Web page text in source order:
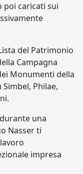
poi caricati sui
del Patrimonio
Campagna
Monumenti della
Philae,
una
Nasser ti
impresa